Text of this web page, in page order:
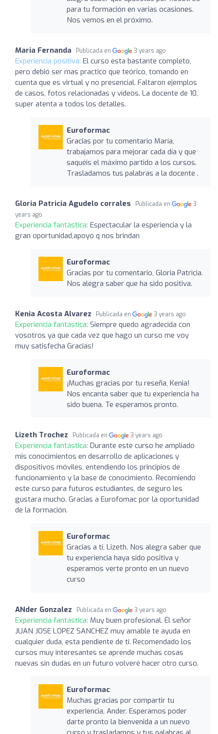
para tu formación en varias ocasiones.
Nos vemos en el próximo.
Maria Fernanda Publicada en 3 years ago
Experiencia positiva: El curso esta bastante completo,
pero debió ser mas practico que teórico, tomando en
cuenta que es virtual y no presencial. Faltaron ejemplos
de casos, fotos relacionadas y videos. La docente de 10,
super atenta a todos los detalles.
Euroformac
Gracias por tu comentario María,
trabajamos para mejorar cada día y que
saquéis el máximo partido a los cursos.
Trasladamos tus palabras a la docente .
Gloria Patricia Agudelo corrales Publicada en
3
years ago
Experiencia fantástica: Espectacular la esperiencia y la
gran oportunidad,apoyo q nos brindan
Euroformac
Gracias por tu comentario, Gloria Patricia.
Nos alegra saber que ha sido positiva.
Kenia Acosta Alvarez Publicada en 3 years ago
Experiencia fantástica: Siempre quedo agradecida con
vosotros ya que cada vez que hago un curso me voy
muy satisfecha Gracias!
Euroformac
¡Muchas gracias por tu reseña, Kenia!
Nos encanta saber que tu experiencia ha
sido buena. Te esperamos pronto.
Lizeth Trochez Publicada en 3 years ago
Experiencia fantástica: Durante este curso he ampliado
mis conocimientos en desarrollo de aplicaciones y
dispositivos móviles, entendiendo los principios de
funcionamiento y la base de conocimiento. Recomiendo
este curso para futuros estudiantes, de seguro les
gustara mucho. Gracias a Eurofomac por la oportunidad
de la formación.
Euroformac
Gracias a ti, Lizeth. Nos alegra saber que
tu experiencia haya sido positiva y
esperamos verte pronto en un nuevo
curso
ANder Gonzalez Publicada en 3 years ago
Experiencia fantástica: Muy buen profesional. Él señor
JUAN JOSE LOPEZ SANCHEZ muy amable te ayuda en
cualquier duda, esta pendiente de ti. Recomendado los
cursos muy interesantes se aprende muchas cosas
nuevas sin dudas en un futuro volveré hacer otro curso.
Euroformac
Muchas gracias por compartir tu
experiencia, Ander. Esperamos poder
darte pronto la bienvenida a un nuevo